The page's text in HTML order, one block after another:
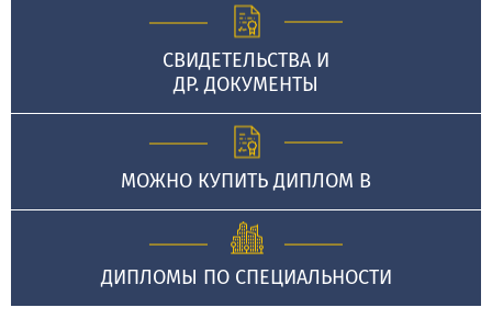
СВИДЕТЕЛЬСТВА И
ДР. ДОКУМЕНТЫ
МОЖНО КУПИТЬ ДИПЛОМ В
ДИПЛОМЫ ПО СПЕЦИАЛЬНОСТИ